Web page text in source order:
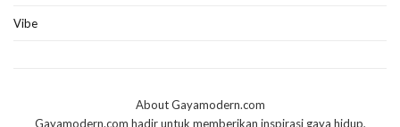
Vibe
About Gayamodern.com
Gayamodern.com hadir untuk memberikan inspirasi gaya hidup,